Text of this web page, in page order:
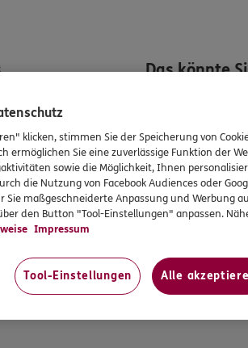
Das könnte
klicken, stimmen Sie der Speicherung von
ermöglichen Sie eine zuverlässige Funktion der
sowie die Möglichkeit, Ihnen
die Nutzung von Facebook Audiences oder
Sie maßgeschneiderte Anpassung und Werbung
den Button "Tool-Einstellungen" anpassen.
Impressum
Tool-Einstellungen Alle